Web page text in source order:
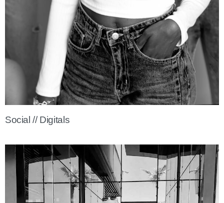
Social // Digitals